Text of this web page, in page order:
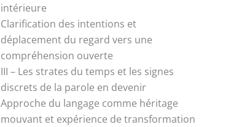
intérieure
Clarification des intentions et
déplacement du regard vers une
compréhension ouverte
III – Les strates du temps et les signes
discrets de la parole en devenir
Approche du langage comme héritage
mouvant et expérience de transformation